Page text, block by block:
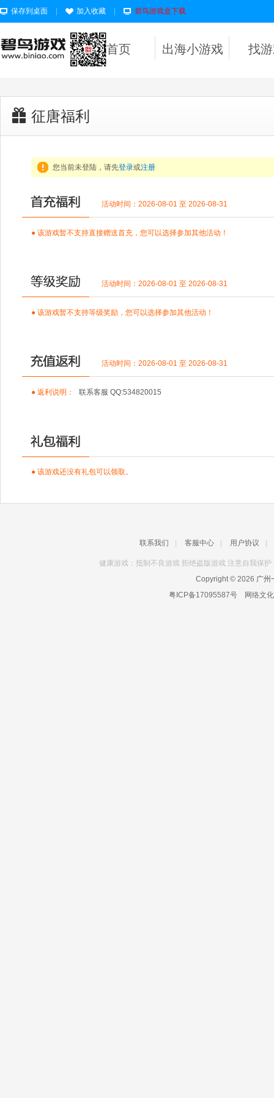
保存到桌面 加入收藏 碧鸟游戏盒下载
首页 出海小游戏 找
征唐福利
您当前未登陆，请先登录或注册
活动时间：2026-08-01 至 2026-08-31
● 该游戏暂不支持直接赠送首充，您可以选择参加其他活动！
活动时间：2026-08-01 至 2026-08-31
● 该游戏暂不支持等级奖励，您可以选择参加其他活动！
活动时间：2026-08-01 至 2026-08-31
● 返利说明： 联系客服 QQ:534820015
● 该游戏还没有礼包可以领取。
联系我们 客服中心 用户协议
健康游戏：抵制不良游戏 拒绝盗版游戏 注意自我保
Copyright © 2026 广州
粤ICP备17095587号
网络文